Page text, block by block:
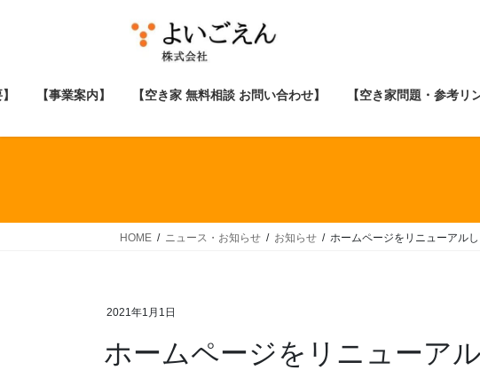
ツ
ス
シ
ン
【事業案内】 【空き家 無料相談 お問い合わせ】 【空き家問題・参考リ
HOME ニュース・お知らせ お知らせ ホームページをリニューアルし
2021年1月1日
ホームページをリニューアル